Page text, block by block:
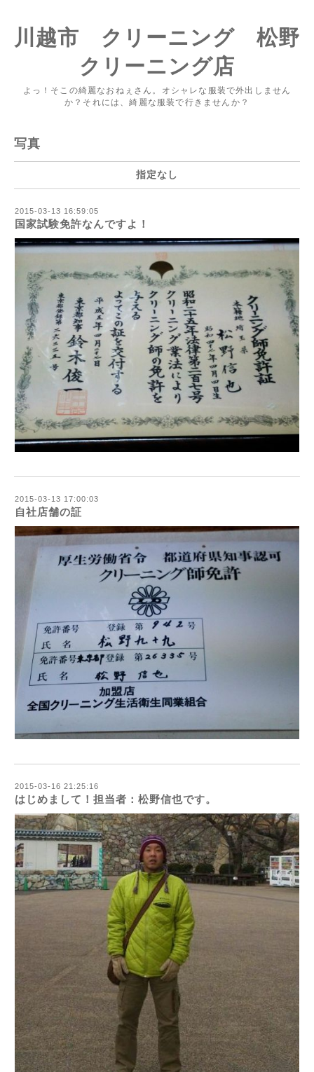
川越市 クリーニング 松野
クリーニング店
よっ！そこの綺麗なおねぇさん。オシャレな服装で外出しません
か？それには、綺麗な服装で行きませんか？
写真
指定なし
2015-03-13 16:59:05
国家試験免許なんですよ！
2015-03-13 17:00:03
自社店舗の証
2015-03-16 21:25:16
はじめまして！担当者：松野信也です。